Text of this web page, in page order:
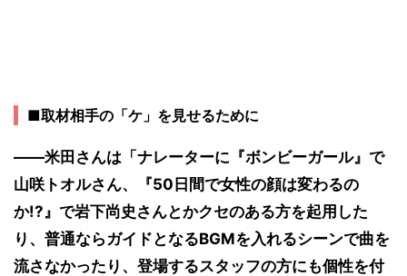
■取材相手の「ケ」を見せるために
――米田さんは「ナレーターに『ボンビーガール』で
山咲トオルさん、『50日間で女性の顔は変わるの
か!?』で岩下尚史さんとかクセのある方を起用した
り、普通ならガイドとなるBGMを入れるシーンで曲を
流さなかったり、登場するスタッフの方にも個性を付